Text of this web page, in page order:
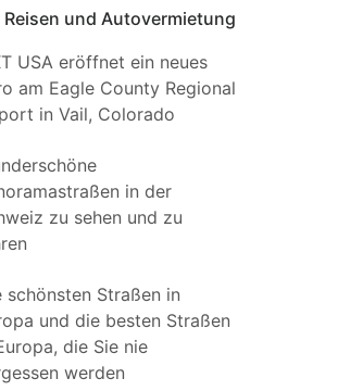
und Autovermietung
USA eröffnet ein neues
am Eagle County Regional
in Vail, Colorado
in der
zu sehen und zu
schönsten Straßen in
und die besten Straßen
die Sie nie
werden